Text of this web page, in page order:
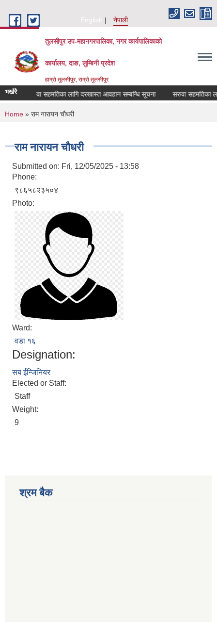
English
नेपाली
तुलसीपुर उप-महानगरपालिका, नगर कार्यपालिकाको
कार्यालय, दाङ, लुम्बिनी प्रदेश
हाम्रो तुलसीपुर, राम्रो तुलसीपुर
भर्खरै सरुवा सहमतिका लागि दरखास्त आवहान सम्बन्धि सूचना सरुवा सहमतिका
You are here
Home » राम नारायन चौधरी
राम नारायन चौधरी
Submitted on: Fri, 12/05/2025 - 13:58
Phone:
९८६५८२३५०४
Photo:
Ward:
वडा १६
Designation:
सब ईन्जिनियर
Elected or Staff:
Staff
Weight:
9
श्रम बैक